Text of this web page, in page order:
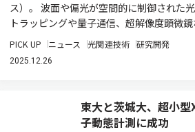
ス）。 波面や偏光が空間的に制御された
トラッピングや量子通信、超解像度顕微
PICK UP ニュース 光関連技術 研究開発
2025.12.26
東大と茨城大、超小
子動態計測に成功